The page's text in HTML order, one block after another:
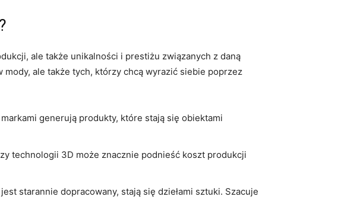
ale także unikalności i prestiżu związanych z daną
ale także tych, którzy chcą wyrazić siebie poprzez
generują produkty, które stają się obiektami
technologii 3D może znacznie podnieść koszt produkcji
starannie dopracowany, stają się dziełami sztuki. Szacuje